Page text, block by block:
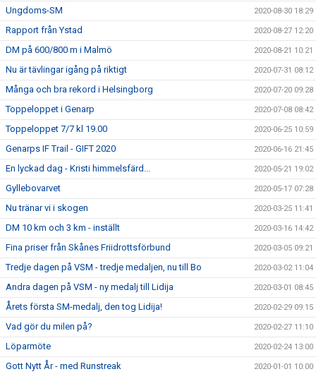
Ungdoms-SM 2020-08-30 18:29
Rapport från Ystad 2020-08-27 12:20
DM på 600/800 m i Malmö 2020-08-21 10:21
Nu är tävlingar igång på riktigt 2020-07-31 08:12
Många och bra rekord i Helsingborg 2020-07-20 09:28
Toppeloppet i Genarp 2020-07-08 08:42
Toppeloppet 7/7 kl 19.00 2020-06-25 10:59
Genarps IF Trail - GIFT 2020 2020-06-16 21:45
En lyckad dag - Kristi himmelsfärd... 2020-05-21 19:02
Gyllebovarvet 2020-05-17 07:28
Nu tränar vi i skogen 2020-03-25 11:41
DM 10 km och 3 km - inställt 2020-03-16 14:42
Fina priser från Skånes Friidrottsförbund 2020-03-05 09:21
Tredje dagen på VSM - tredje medaljen, nu till Bo 2020-03-02 11:04
Andra dagen på VSM - ny medalj till Lidija 2020-03-01 08:45
Årets första SM-medalj, den tog Lidija! 2020-02-29 09:15
Vad gör du milen på? 2020-02-27 11:10
Löparmöte 2020-02-24 13:00
Gott Nytt År - med Runstreak 2020-01-01 10:00